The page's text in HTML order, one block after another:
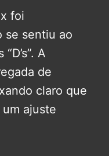
foi
se sentiu ao
A
de
claro que
ajuste